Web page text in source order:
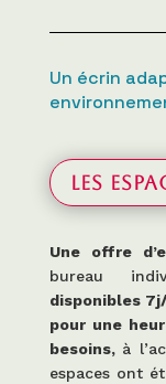
Un écrin
Les
Une offre
bureau
disponibles
pour une
besoins, à
espaces ont